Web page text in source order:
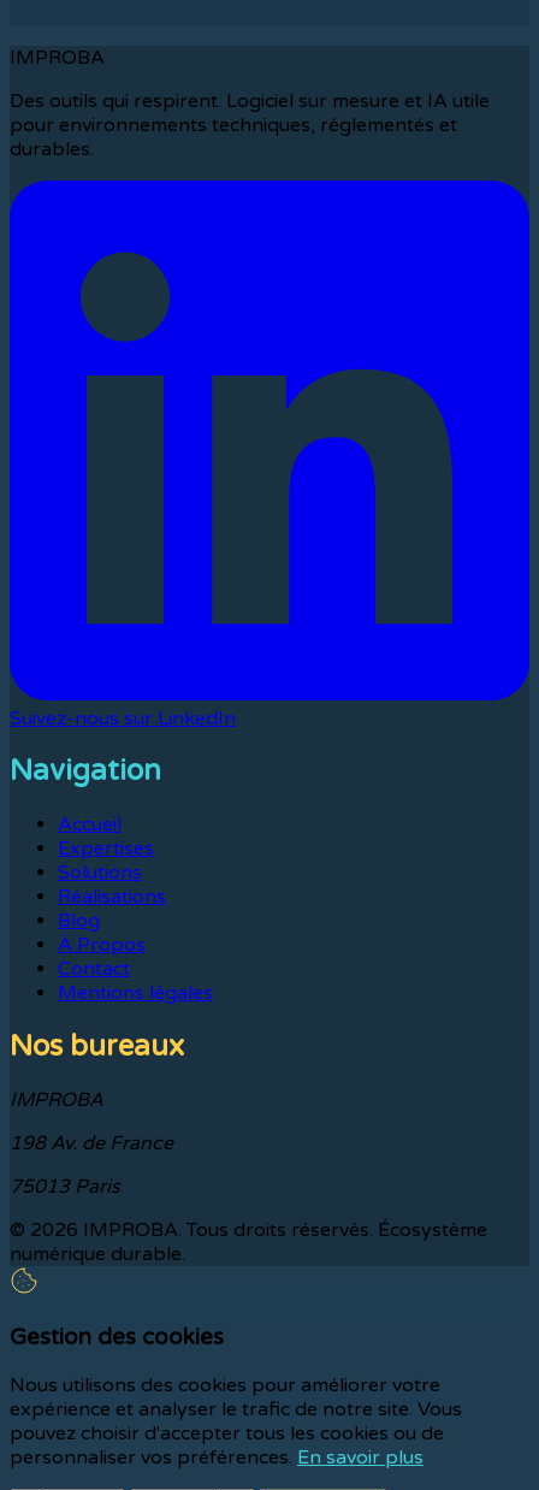
IMPROBA
Des outils qui respirent. Logiciel sur mesure et IA utile
pour environnements techniques, réglementés et
durables.
Suivez-nous sur LinkedIn
Navigation
Accueil
Expertises
Solutions
Réalisations
Blog
À Propos
Contact
Mentions légales
Nos bureaux
IMPROBA
198 Av. de France
75013 Paris
© 2026 IMPROBA. Tous droits réservés. Écosystème
numérique durable.
Gestion des cookies
Nous utilisons des cookies pour améliorer votre
expérience et analyser le trafic de notre site. Vous
pouvez choisir d'accepter tous les cookies ou de
personnaliser vos préférences. En savoir plus